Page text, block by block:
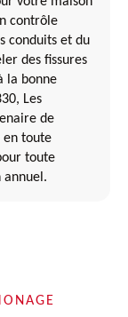
contrôle
conduits et du
des fissures
la bonne
Les
de
en toute
toute